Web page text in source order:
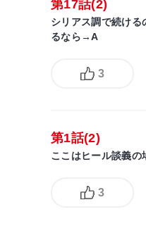
第17話(2)
シリアス調で続け
るなら→A
3
第1話(2)
ここはヒール談義の
3